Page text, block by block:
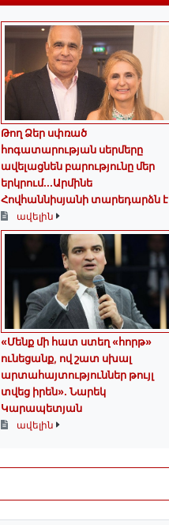
Թող Ձեր սփռած
հոգատարության սերմերը
ավելացնեն բարությունը մեր
երկրում․․․Արմինե
Հովհաննիսյանի տարեդարձն է
ավելին
«Մենք մի հատ ստեղ «հորթ»
ունեցանք, ով շատ սխալ
արտահայտություններ թույլ
տվեց իրեն». Նարեկ
Կարապետյան
ավելին